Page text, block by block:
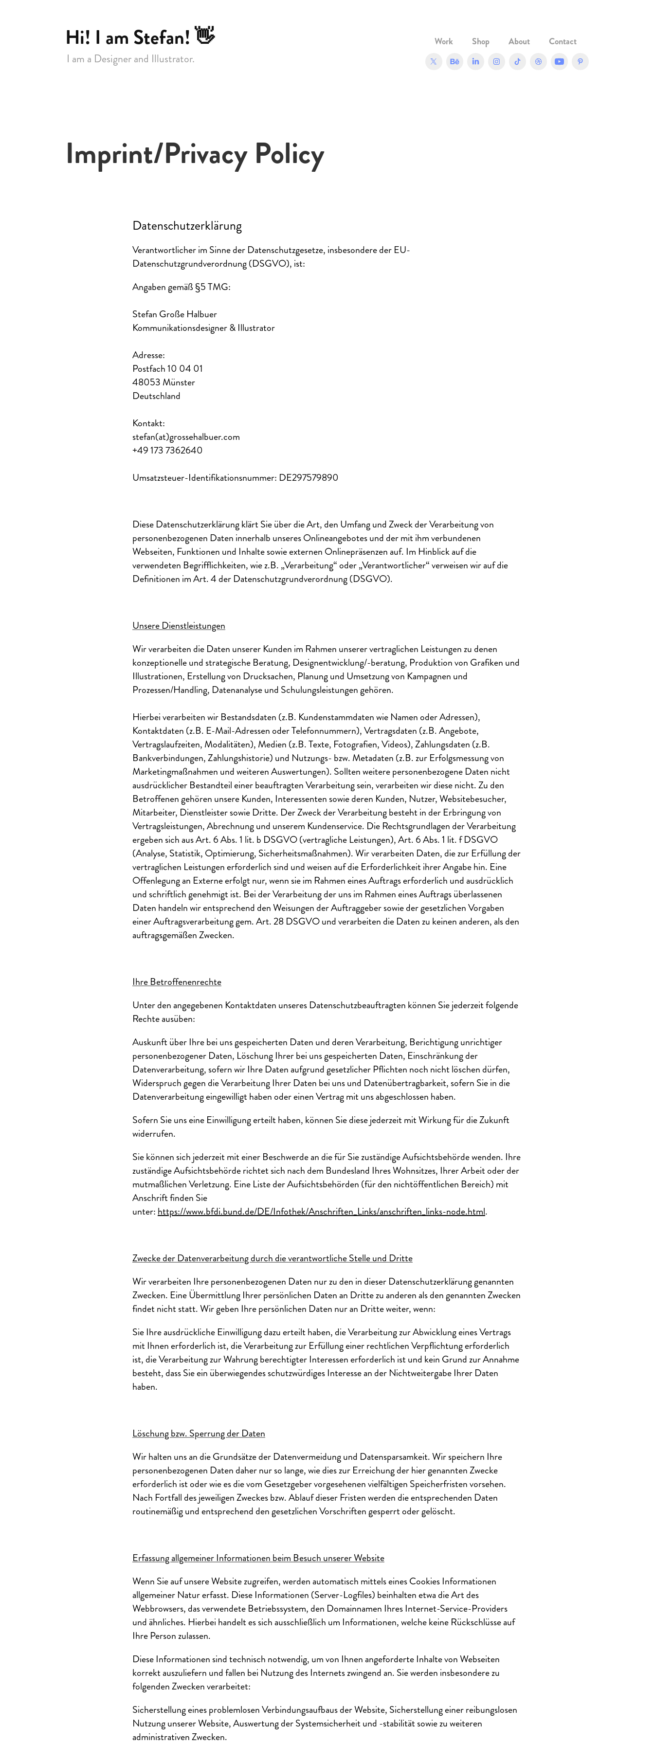
Hi! I am Stefan! 👋
I am a Designer and Illustrator.
Work Shop About Contact
Imprint/Privacy Policy
Datenschutzerklärung
Verantwortlicher im Sinne der Datenschutzgesetze, insbesondere der EU-
Datenschutzgrundverordnung (DSGVO), ist:
Angaben gemäß §5 TMG:
Stefan Große Halbuer
Kommunikationsdesigner & Illustrator
Adresse:
Postfach 10 04 01
48053 Münster
Deutschland
Kontakt:
stefan(at)grossehalbuer.com
+49 173 7362640
Umsatzsteuer-Identifikationsnummer: DE297579890
Diese Datenschutzerklärung klärt Sie über die Art, den Umfang und Zweck der Verarbeitung von
personenbezogenen Daten innerhalb unseres Onlineangebotes und der mit ihm verbundenen
Webseiten, Funktionen und Inhalte sowie externen Onlinepräsenzen auf. Im Hinblick auf die
verwendeten Begrifflichkeiten, wie z.B. „Verarbeitung“ oder „Verantwortlicher“ verweisen wir auf die
Definitionen im Art. 4 der Datenschutzgrundverordnung (DSGVO).
Unsere Dienstleistungen
Wir verarbeiten die Daten unserer Kunden im Rahmen unserer vertraglichen Leistungen zu denen
konzeptionelle und strategische Beratung, Designentwicklung/-beratung, Produktion von Grafiken und
Illustrationen, Erstellung von Drucksachen, Planung und Umsetzung von Kampagnen und
Prozessen/Handling, Datenanalyse und Schulungsleistungen gehören.
Hierbei verarbeiten wir Bestandsdaten (z.B. Kundenstammdaten wie Namen oder Adressen),
Kontaktdaten (z.B. E-Mail-Adressen oder Telefonnummern), Vertragsdaten (z.B. Angebote,
Vertragslaufzeiten, Modalitäten), Medien (z.B. Texte, Fotografien, Videos), Zahlungsdaten (z.B.
Bankverbindungen, Zahlungshistorie) und Nutzungs- bzw. Metadaten (z.B. zur Erfolgsmessung von
Marketingmaßnahmen und weiteren Auswertungen). Sollten weitere personenbezogene Daten nicht
ausdrücklicher Bestandteil einer beauftragten Verarbeitung sein, verarbeiten wir diese nicht. Zu den
Betroffenen gehören unsere Kunden, Interessenten sowie deren Kunden, Nutzer, Websitebesucher,
Mitarbeiter, Dienstleister sowie Dritte. Der Zweck der Verarbeitung besteht in der Erbringung von
Vertragsleistungen, Abrechnung und unserem Kundenservice. Die Rechtsgrundlagen der Verarbeitung
ergeben sich aus Art. 6 Abs. 1 lit. b DSGVO (vertragliche Leistungen), Art. 6 Abs. 1 lit. f DSGVO
(Analyse, Statistik, Optimierung, Sicherheitsmaßnahmen). Wir verarbeiten Daten, die zur Erfüllung der
vertraglichen Leistungen erforderlich sind und weisen auf die Erforderlichkeit ihrer Angabe hin. Eine
Offenlegung an Externe erfolgt nur, wenn sie im Rahmen eines Auftrags erforderlich und ausdrücklich
und schriftlich genehmigt ist. Bei der Verarbeitung der uns im Rahmen eines Auftrags überlassenen
Daten handeln wir entsprechend den Weisungen der Auftraggeber sowie der gesetzlichen Vorgaben
einer Auftragsverarbeitung gem. Art. 28 DSGVO und verarbeiten die Daten zu keinen anderen, als den
auftragsgemäßen Zwecken.
Ihre Betroffenenrechte
Unter den angegebenen Kontaktdaten unseres Datenschutzbeauftragten können Sie jederzeit folgende
Rechte ausüben:
Auskunft über Ihre bei uns gespeicherten Daten und deren Verarbeitung, Berichtigung unrichtiger
personenbezogener Daten, Löschung Ihrer bei uns gespeicherten Daten, Einschränkung der
Datenverarbeitung, sofern wir Ihre Daten aufgrund gesetzlicher Pflichten noch nicht löschen dürfen,
Widerspruch gegen die Verarbeitung Ihrer Daten bei uns und Datenübertragbarkeit, sofern Sie in die
Datenverarbeitung eingewilligt haben oder einen Vertrag mit uns abgeschlossen haben.
Sofern Sie uns eine Einwilligung erteilt haben, können Sie diese jederzeit mit Wirkung für die Zukunft
widerrufen.
Sie können sich jederzeit mit einer Beschwerde an die für Sie zuständige Aufsichtsbehörde wenden. Ihre
zuständige Aufsichtsbehörde richtet sich nach dem Bundesland Ihres Wohnsitzes, Ihrer Arbeit oder der
mutmaßlichen Verletzung. Eine Liste der Aufsichtsbehörden (für den nichtöffentlichen Bereich) mit
Anschrift finden Sie
unter:https://www.bfdi.bund.de/DE/Infothek/Anschriften_Links/anschriften_links-node.html.
Zwecke der Datenverarbeitung durch die verantwortliche Stelle und Dritte
Wir verarbeiten Ihre personenbezogenen Daten nur zu den in dieser Datenschutzerklärung genannten
Zwecken. Eine Übermittlung Ihrer persönlichen Daten an Dritte zu anderen als den genannten Zwecken
findet nicht statt. Wir geben Ihre persönlichen Daten nur an Dritte weiter, wenn:
Sie Ihre ausdrückliche Einwilligung dazu erteilt haben, die Verarbeitung zur Abwicklung eines Vertrags
mit Ihnen erforderlich ist, die Verarbeitung zur Erfüllung einer rechtlichen Verpflichtung erforderlich
ist, die Verarbeitung zur Wahrung berechtigter Interessen erforderlich ist und kein Grund zur Annahme
besteht, dass Sie ein überwiegendes schutzwürdiges Interesse an der Nichtweitergabe Ihrer Daten
haben.
Löschung bzw. Sperrung der Daten
Wir halten uns an die Grundsätze der Datenvermeidung und Datensparsamkeit. Wir speichern Ihre
personenbezogenen Daten daher nur so lange, wie dies zur Erreichung der hier genannten Zwecke
erforderlich ist oder wie es die vom Gesetzgeber vorgesehenen vielfältigen Speicherfristen vorsehen.
Nach Fortfall des jeweiligen Zweckes bzw. Ablauf dieser Fristen werden die entsprechenden Daten
routinemäßig und entsprechend den gesetzlichen Vorschriften gesperrt oder gelöscht.
Erfassung allgemeiner Informationen beim Besuch unserer Website
Wenn Sie auf unsere Website zugreifen, werden automatisch mittels eines Cookies Informationen
allgemeiner Natur erfasst. Diese Informationen (Server-Logfiles) beinhalten etwa die Art des
Webbrowsers, das verwendete Betriebssystem, den Domainnamen Ihres Internet-Service-Providers
und ähnliches. Hierbei handelt es sich ausschließlich um Informationen, welche keine Rückschlüsse auf
Ihre Person zulassen.
Diese Informationen sind technisch notwendig, um von Ihnen angeforderte Inhalte von Webseiten
korrekt auszuliefern und fallen bei Nutzung des Internets zwingend an. Sie werden insbesondere zu
folgenden Zwecken verarbeitet:
Sicherstellung eines problemlosen Verbindungsaufbaus der Website, Sicherstellung einer reibungslosen
Nutzung unserer Website, Auswertung der Systemsicherheit und -stabilität sowie zu weiteren
administrativen Zwecken.